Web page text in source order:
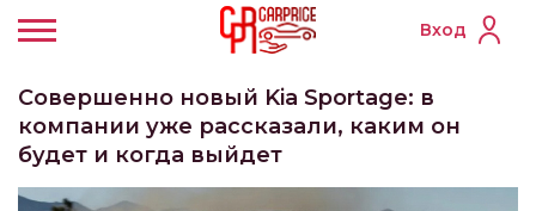
Вход
Совершенно новый Kia Sportage: в
компании уже рассказали, каким он
будет и когда выйдет